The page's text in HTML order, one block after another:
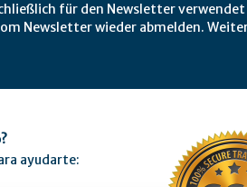
für den Newsletter
Newsletter wieder abmelden.
ayudarte: